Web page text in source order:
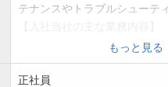
テナンスやトラブルシューテ
・冷蔵冷凍設備の点検・メン
・建物修繕等
入社後は得意分野を活かしな
もっと見る
正社員